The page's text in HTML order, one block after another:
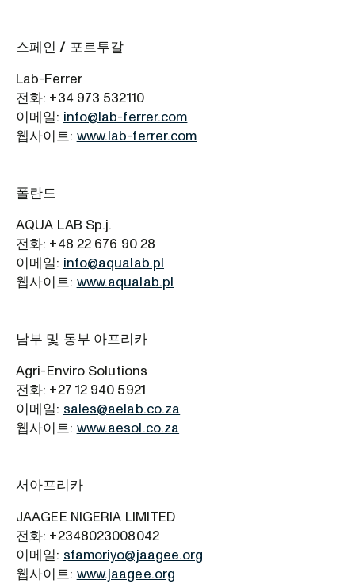
스페인 / 포르투갈
Lab-Ferrer
전화: +34 973 532110
이메일: info@lab-ferrer.com
웹사이트: www.lab-ferrer.com
폴란드
AQUA LAB Sp.j.
전화: +48 22 676 90 28
이메일: info@aqualab.pl
웹사이트: www.aqualab.pl
남부 및 동부 아프리카
Agri-Enviro Solutions
전화: +27 12 940 5921
이메일: sales@aelab.co.za
웹사이트: www.aesol.co.za
서아프리카
JAAGEE NIGERIA LIMITED
전화: +2348023008042
이메일: sfamoriyo@jaagee.org
웹사이트: www.jaagee.org